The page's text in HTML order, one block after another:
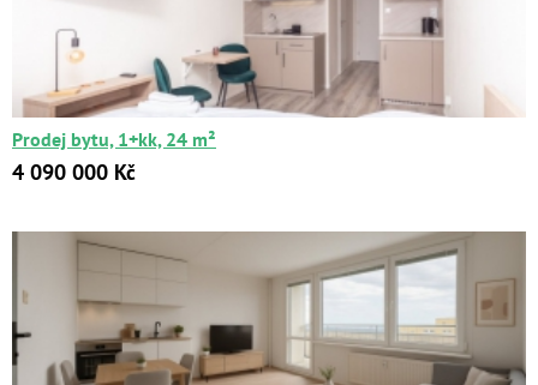
Prodej bytu, 1+kk, 24 m²
4 090 000 Kč